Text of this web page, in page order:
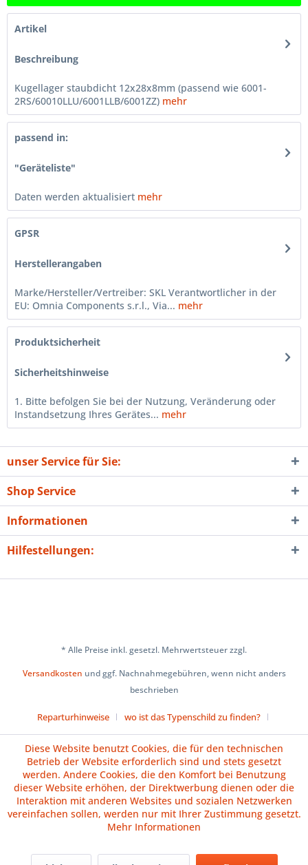
Artikel
Beschreibung
Kugellager staubdicht 12x28x8mm (passend wie 6001-
2RS/60010LLU/6001LLB/6001ZZ) mehr
passend in:
"Geräteliste"
Daten werden aktualisiert mehr
GPSR
Herstellerangaben
Marke/Hersteller/Vertreiber: SKL Verantwortlicher in der
EU: Omnia Components s.r.l., Via... mehr
Produktsicherheit
Sicherheitshinweise
1. Bitte befolgen Sie bei der Nutzung, Veränderung oder
Instandsetzung Ihres Gerätes... mehr
unser Service für Sie:
Shop Service
Informationen
Hilfestellungen:
* Alle Preise inkl. gesetzl. Mehrwertsteuer zzgl.
Versandkosten und ggf. Nachnahmegebühren, wenn nicht anders
beschrieben
Reparturhinweise
wo ist das Typenschild zu finden?
Versand und Zahlungsbedingungen
Impressum
AGB
Widerrufsrecht
Datenschutz Batteriehinweise
Vertrag widerrufen
Diese Website benutzt Cookies, die für den technischen
Betrieb der Website erforderlich sind und stets gesetzt
werden. Andere Cookies, die den Komfort bei Benutzung
dieser Website erhöhen, der Direktwerbung dienen oder die
Interaktion mit anderen Websites und sozialen Netzwerken
vereinfachen sollen, werden nur mit Ihrer Zustimmung gesetzt.
Mehr Informationen